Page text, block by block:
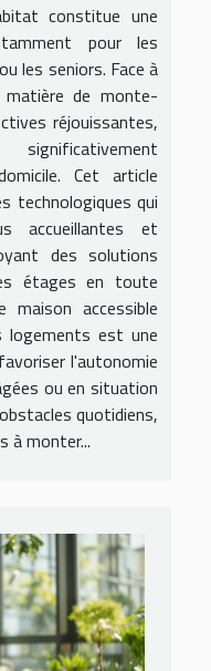
constitue une
pour les
les seniors. Face à
de monte-
réjouissantes,
Cet article
technologiques qui
accueillantes et
des solutions
étages en toute
maison accessible
logements est une
l'autonomie
ou en situation
quotidiens,
à monter...